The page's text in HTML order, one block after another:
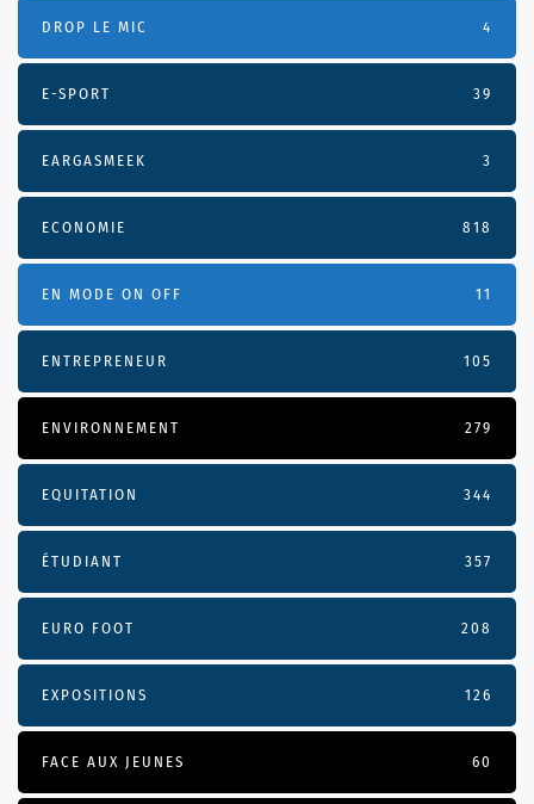
DROP LE MIC 4
E-SPORT 39
EARGASMEEK 3
ECONOMIE 818
EN MODE ON OFF 11
ENTREPRENEUR 105
ENVIRONNEMENT 279
EQUITATION 344
ÉTUDIANT 357
EURO FOOT 208
EXPOSITIONS 126
FACE AUX JEUNES 60